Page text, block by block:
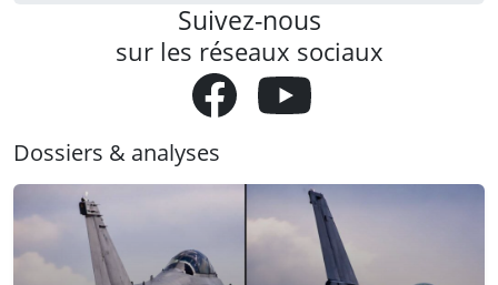
Suivez-nous
sur les réseaux sociaux
Dossiers & analyses